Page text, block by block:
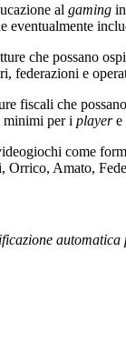
al gaming
eventualmente
che possano
federazioni e
fiscali che
minimi per i playere
come
, Orrico, Amato, Fede